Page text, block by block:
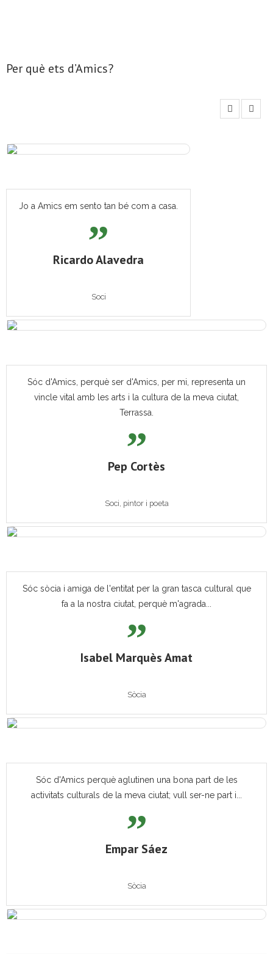
Per què ets d’Amics?
Jo a Amics em sento tan bé com a casa.
Ricardo Alavedra
Soci
Sóc d'Amics, perquè ser d'Amics, per mi, representa un
vincle vital amb les arts i la cultura de la meva ciutat,
Terrassa.
Pep Cortès
Soci, pintor i poeta
Sóc sòcia i amiga de l'entitat per la gran tasca cultural que
fa a la nostra ciutat, perquè m'agrada...
Isabel Marquès Amat
Sòcia
Sóc d'Amics perquè aglutinen una bona part de les
activitats culturals de la meva ciutat; vull ser-ne part i...
Empar Sáez
Sòcia